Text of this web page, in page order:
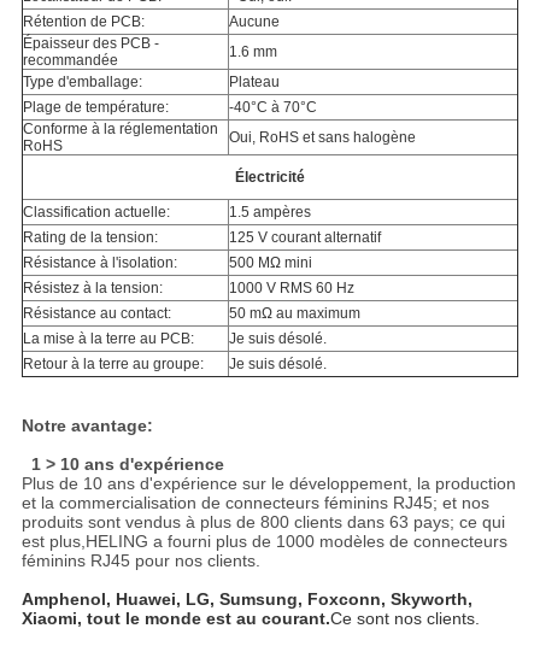
Rétention de PCB:
Aucune
Épaisseur des PCB -
recommandée
1.6 mm
Type d'emballage:
Plateau
Plage de température:
-40°C à 70°C
Conforme à la réglementation
RoHS
Oui, RoHS et sans halogène
Électricité
Classification actuelle:
1.5 ampères
Rating de la tension:
125 V courant alternatif
Résistance à l'isolation:
500 MΩ mini
Résistez à la tension:
1000 V RMS 60 Hz
Résistance au contact:
50 mΩ au maximum
La mise à la terre au PCB:
Je suis désolé.
Retour à la terre au groupe:
Je suis désolé.
Notre avantage:
1 > 10 ans d'expérience
Plus de 10 ans d'expérience sur le développement, la production
et la commercialisation de connecteurs féminins RJ45; et nos
produits sont vendus à plus de 800 clients dans 63 pays; ce qui
est plus,HELING a fourni plus de 1000 modèles de connecteurs
féminins RJ45 pour nos clients.
Amphenol, Huawei, LG, Sumsung, Foxconn, Skyworth,
Xiaomi, tout le monde est au courant.Ce sont nos clients.